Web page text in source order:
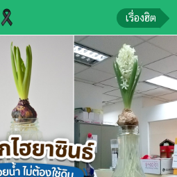
เรื่องฮิต